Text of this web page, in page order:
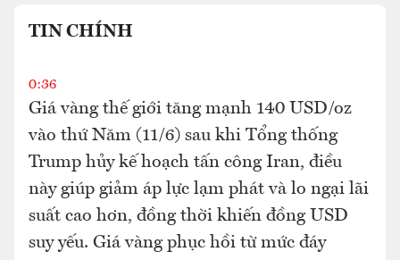
TIN CHÍNH
0:36
Giá vàng thế giới tăng mạnh 140 USD/oz
vào thứ Năm (11/6) sau khi Tổng thống
Trump hủy kế hoạch tấn công Iran, điều
này giúp giảm áp lực lạm phát và lo ngại lãi
suất cao hơn, đồng thời khiến đồng USD
suy yếu. Giá vàng phục hồi từ mức đáy